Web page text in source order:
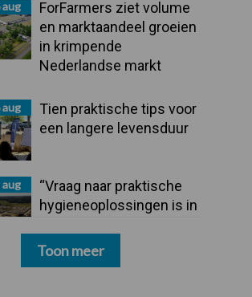
aug
ForFarmers ziet volume
en marktaandeel groeien
in krimpende
Nederlandse markt
aug
Tien praktische tips voor
een langere levensduur
aug
“Vraag naar praktische
hygieneoplossingen is in
Toon meer